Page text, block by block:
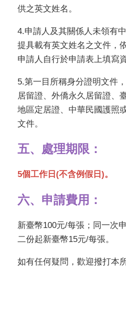
供之英文姓名。
4.申請人及其關係人未領有
提具載有英文姓名之文件，
申請人自行於申請表上填寫資
5.第一目所稱身分證明文件
居留證、外僑永久居留證、
地區定居證、中華民國護照
文件。
五、處理期限：
5個工作日(不含例假日)。
六、申請費用：
新臺幣100元/每張；同一次
二份起新臺幣15元/每張。
如有任何疑問，歡迎撥打本